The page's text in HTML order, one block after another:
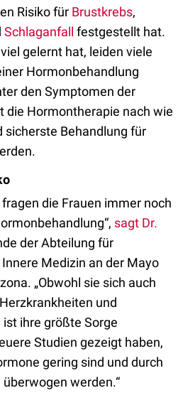
Risiko für Brustkrebs,
Schlaganfall festgestellt hat.
gelernt hat, leiden viele
Hormonbehandlung
den Symptomen der
die Hormontherapie nach wie
sicherste Behandlung für
die Frauen immer noch
sagt Dr.
der Abteilung für
Medizin an der Mayo
„Obwohl sie sich auch
und
ihre größte Sorge
Studien gezeigt haben,
gering sind und durch
werden.“